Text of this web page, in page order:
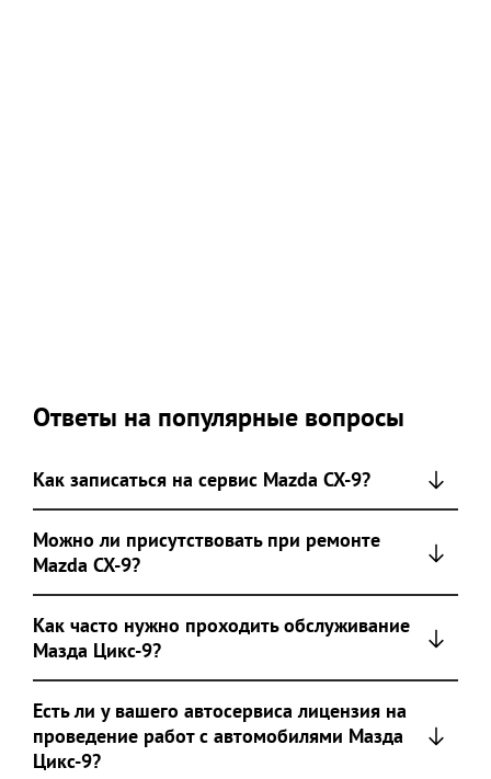
Ответы на популярные вопросы
Как записаться на сервис Mazda CX-9?
Можно ли присутствовать при ремонте
Mazda CX-9?
Как часто нужно проходить обслуживание
Мазда Цикс-9?
Есть ли у вашего автосервиса лицензия на
проведение работ с автомобилями Мазда
Цикс-9?